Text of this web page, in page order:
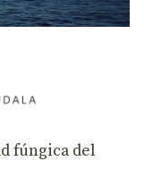
fúngica del